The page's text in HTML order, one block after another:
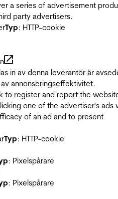
a series of advertisement
party advertisers.
Typ: HTTP-cookie
in av denna leverantör är
annonseringseffektivitet.
to register and report the
one of the advertiser's ads
of an ad and to present
Typ: HTTP-cookie
: Pixelspårare
: Pixelspårare